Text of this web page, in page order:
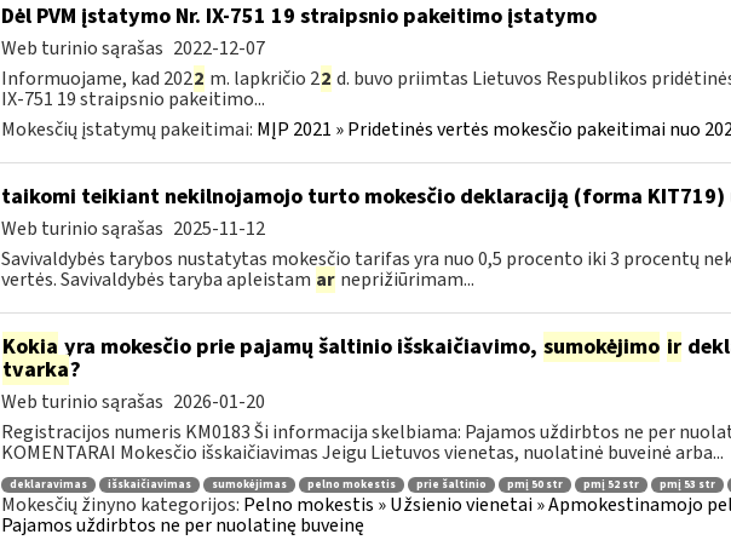
Dėl PVM įstatymo Nr. IX-751 19 straipsnio pakeitimo įstatymo
Web turinio sąrašas 2022-12-07
Informuojame, kad 2022 m. lapkričio 22 d. buvo priimtas Lietuvos Respublikos
IX-751 19 straipsnio pakeitimo...
Mokesčių įstatymų pakeitimai: MĮP 2021 » Pridetinės vertės mokesčio pakeitimai nuo
taikomi teikiant nekilnojamojo turto mokesčio deklaraciją (forma KIT719)
Web turinio sąrašas 2025-11-12
Savivaldybės tarybos nustatytas mokesčio tarifas yra nuo 0,5 procento iki 3 procentų
vertės. Savivaldybės taryba apleistam ar neprižiūrimam...
Kokiayra mokesčio prie pajamų šaltinio išskaičiavimo, sumokėjimo ir
tvarka?
Web turinio sąrašas 2026-01-20
Registracijos numeris KM0183 Ši informacija skelbiama: Pajamos uždirbtos ne per
KOMENTARAI Mokesčio išskaičiavimas Jeigu Lietuvos vienetas, nuolatinė buveinė arba...
deklaravimas išskaičiavimas sumokėjimas pelno mokestis prie šaltinio pmį 50 str pmį 52 str pmį 53 str
Mokesčių žinyno kategorijos: Pelno mokestis » Užsienio vienetai » Apmokestinamojo
Pajamos uždirbtos ne per nuolatinę buveinę